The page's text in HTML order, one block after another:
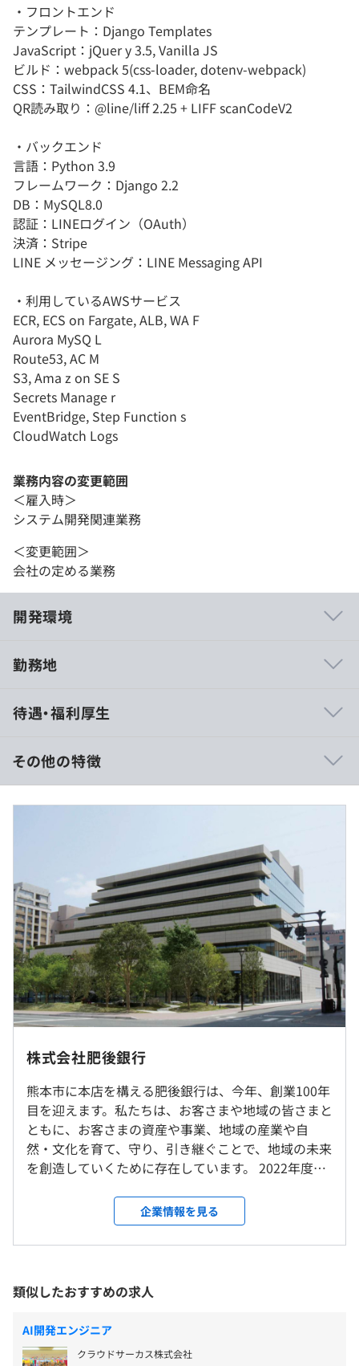
・フロントエンド
テンプレート：Django Templates
JavaScript：jQuer y 3.5, Vanilla JS
ビルド：webpack 5(css-loader, dotenv-webpack)
CSS：TailwindCSS 4.1、BEM命名
QR読み取り：@line/liff 2.25 + LIFF scanCodeV2
・バックエンド
言語：Python 3.9
フレームワーク：Django 2.2
DB：MySQL8.0
認証：LINEログイン（OAuth）
決済：Stripe
LINE メッセージング：LINE Messaging API
・利用しているAWSサービス
ECR, ECS on Fargate, ALB, WA F
Aurora MySQ L
Route53, AC M
S3, Ama z on SE S
Secrets Manage r
EventBridge, Step Function s
CloudWatch Logs
業務内容の変更範囲
＜雇入時＞
システム開発関連業務
＜変更範囲＞
会社の定める業務
開発環境
ご自身の希望する部署等での勤務にチャレンジできる制
本部各部や営業店以外にも鹿児島銀行、九州FG証券など
の関連会社やメガバンク、政府系金融機関、証券会社、税
理士法人への出向等にチャレンジできます。
業務に役立つ知識の習得を支援しています。
対象の資格を取得した際に奨励金を支給する制度等があり
ます。
・自宅学習
従業員専用ポータルサイト「ひぎん学びネット」を利用で
きます。研修動画の視聴や業務マニュアルの閲覧などを自
宅PCでおこなえます。
高度な資格取得者に対し、資格手当を支給します。
Docker
勤務地
※転勤は当面想定していませんが、将来的な他地区への転
勤の可能性があります
就業場所の変更範囲
＜雇入時＞
本店営業部、および自宅
＜変更範囲＞
会社の定める場所
受動喫煙防止措置に関する事項
待遇・福利厚生
・経験・能力・スキル等を考慮し、話し合いのうえ決定い
たします
・当初１年間は嘱託（契約社員）にて採用。
・１年以内に正行員登用へ登用あり
（※想定年収は年収提示額を保証するものではありません）
休憩時間：60分
〈年間休日120日〉
・週休2日制（土・日）
・年末年始（12/31～1/3）
・慶弔休暇
・育児休暇制度
・育児休業
その他の特徴
株式会社肥後銀行
熊本市に本店を構える肥後銀行は、今年、創業100年
目を迎えます。私たちは、お客さまや地域の皆さまと
ともに、お客さまの資産や事業、地域の産業や自
然・文化を育て、守り、引き継ぐことで、地域の未来
を創造していくために存在しています。 2022年度の
ど、業績は好調です。今後も私たちは『地域価値共創
グループへの進化』を10年ビジョンに掲げ、お客さ
ま、地域、社員とともに活動し、成長してまいりま
証上場、九州フィナンシャルグループのメンバーで
す。 九州フィナンシャルグループは、銀行持株会社
である九州フィナンシャルグループ、ならびに私た
ち株式会社肥後銀行、株式会社鹿児島銀行、九州 FG
証券株式会社を含む連結子会社20社、計21社で構成
企業情報を見る
類似したおすすめの求人
AI開発エンジニア
クラウドサーカス株式会社